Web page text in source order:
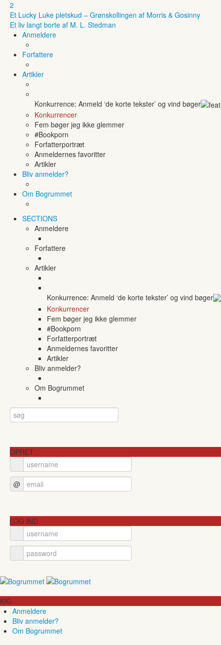
2
Et Lucky Luke pletskud – Grønskollingen af Morris & Gosinny
Et liv langt borte af M. L. Stedman
Anmeldere
Forfattere
Artikler
Konkurrence: Anmeld ‘de korte tekster’ og vind bøger
Konkurrencer
Fem bøger jeg ikke glemmer
#Bookporn
Forfatterportræt
Anmeldernes favoritter
Artikler
Bliv anmelder?
Om Bogrummet
SECTIONS
Anmeldere
Forfattere
Artikler
Konkurrence: Anmeld ‘de korte tekster’ og vind bøger
Konkurrencer
Fem bøger jeg ikke glemmer
#Bookporn
Forfatterportræt
Anmeldernes favoritter
Artikler
Bliv anmelder?
Om Bogrummet
OPRET
@
LOG IND
KIG
Anmeldere
Bliv anmelder?
Om Bogrummet